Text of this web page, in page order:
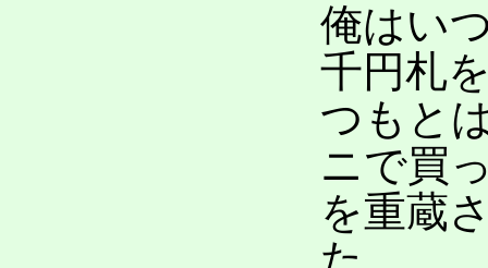
俺はい
千円札
つもと
ニで買
を重蔵